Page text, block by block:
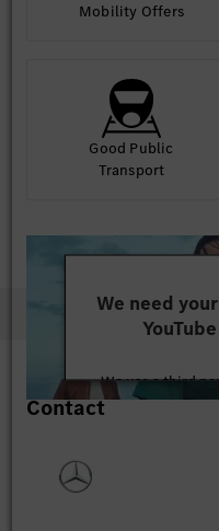
Mobility Offers
Good Public
Transport
We need
We use a third
content that may
Contact